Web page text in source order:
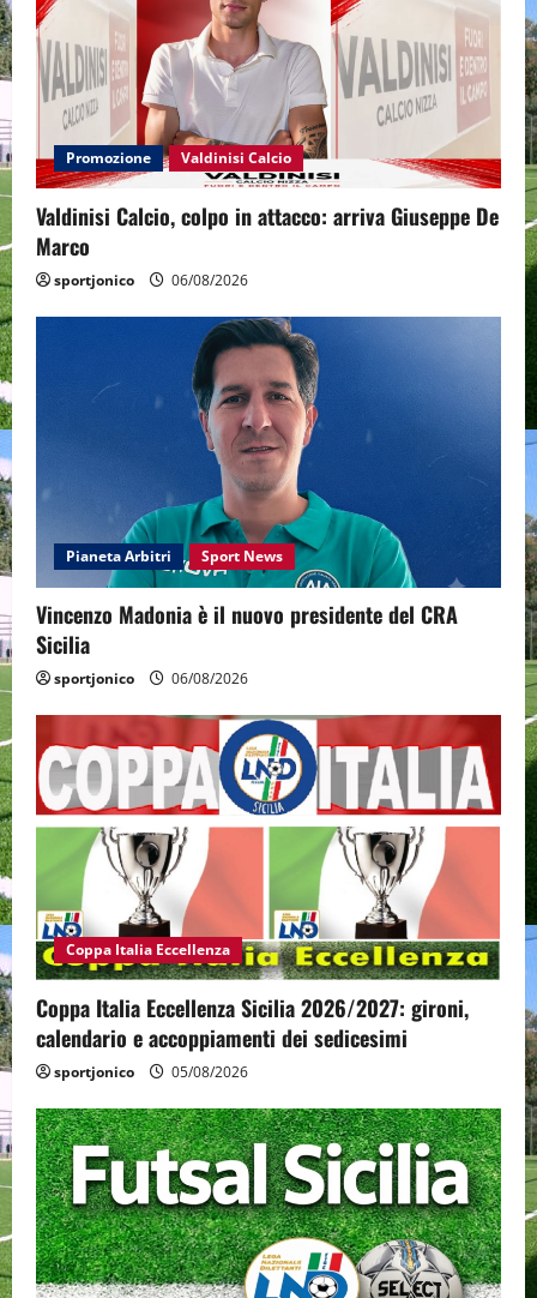
Promozione Valdinisi Calcio
Valdinisi Calcio, colpo in attacco: arriva Giuseppe De
Marco
sportjonico 06/08/2026
Pianeta Arbitri Sport News
Vincenzo Madonia è il nuovo presidente del CRA
Sicilia
sportjonico 06/08/2026
Coppa Italia Eccellenza
Coppa Italia Eccellenza Sicilia 2026/2027: gironi,
calendario e accoppiamenti dei sedicesimi
sportjonico 05/08/2026